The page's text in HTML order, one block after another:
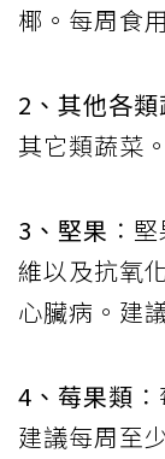
椰。每周食
2、其他各
其它類蔬菜。
3、堅果 ：
維以及抗氧
心臟病。建
4、莓果類
建議每周至